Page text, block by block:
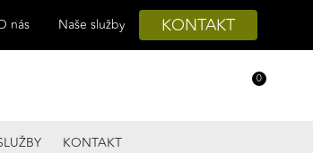
nás Naše služby KONTAKT
0
KONTAKT